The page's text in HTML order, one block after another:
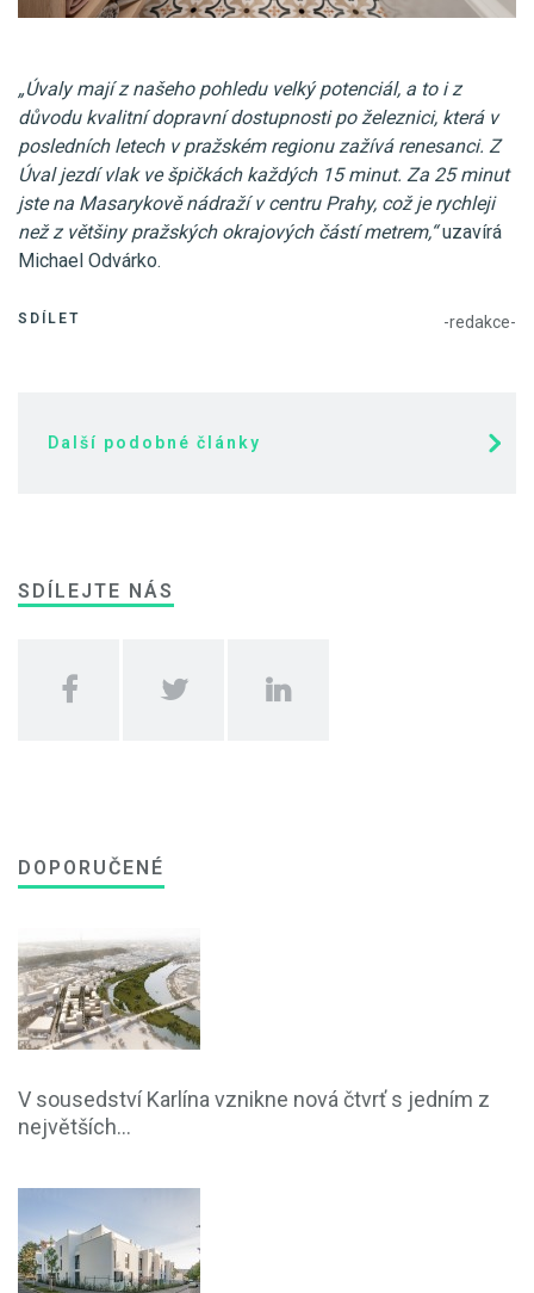
„Úvaly mají z našeho pohledu velký potenciál, a to i z
důvodu kvalitní dopravní dostupnosti po železnici, která v
posledních letech v pražském regionu zažívá renesanci. Z
Úval jezdí vlak ve špičkách každých 15 minut. Za 25 minut
jste na Masarykově nádraží v centru Prahy, což je rychleji
než z většiny pražských okrajových částí metrem,“uzavírá
Michael Odvárko.
-redakce-
SDÍLET
Další podobné články
SDÍLEJTE NÁS
DOPORUČENÉ
V sousedství Karlína vznikne nová čtvrť s jedním z
největších...